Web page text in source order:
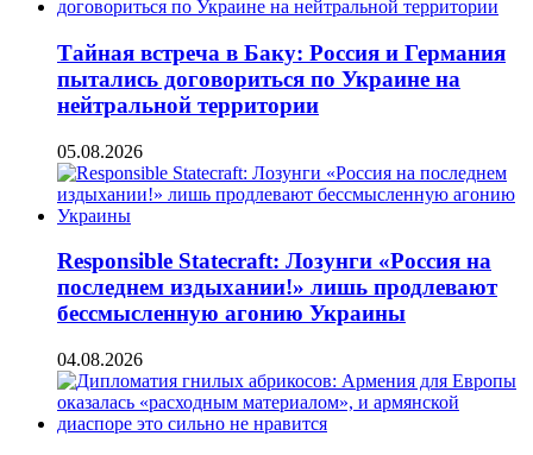
Тайная встреча в Баку: Россия и Германия
пытались договориться по Украине на
нейтральной территории
05.08.2026
Responsible Statecraft: Лозунги «Россия на
последнем издыхании!» лишь продлевают
бессмысленную агонию Украины
04.08.2026